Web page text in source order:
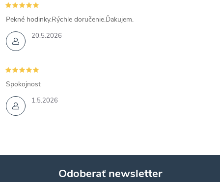
20.5.2026
Pekné hodinky.Rýchle doručenie.Ďakujem.
1.5.2026
Spokojnost
Odoberať newsletter